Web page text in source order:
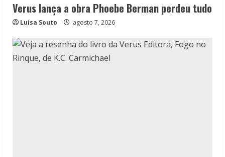
Verus lança a obra Phoebe Berman perdeu tudo
Luísa Souto agosto 7, 2026